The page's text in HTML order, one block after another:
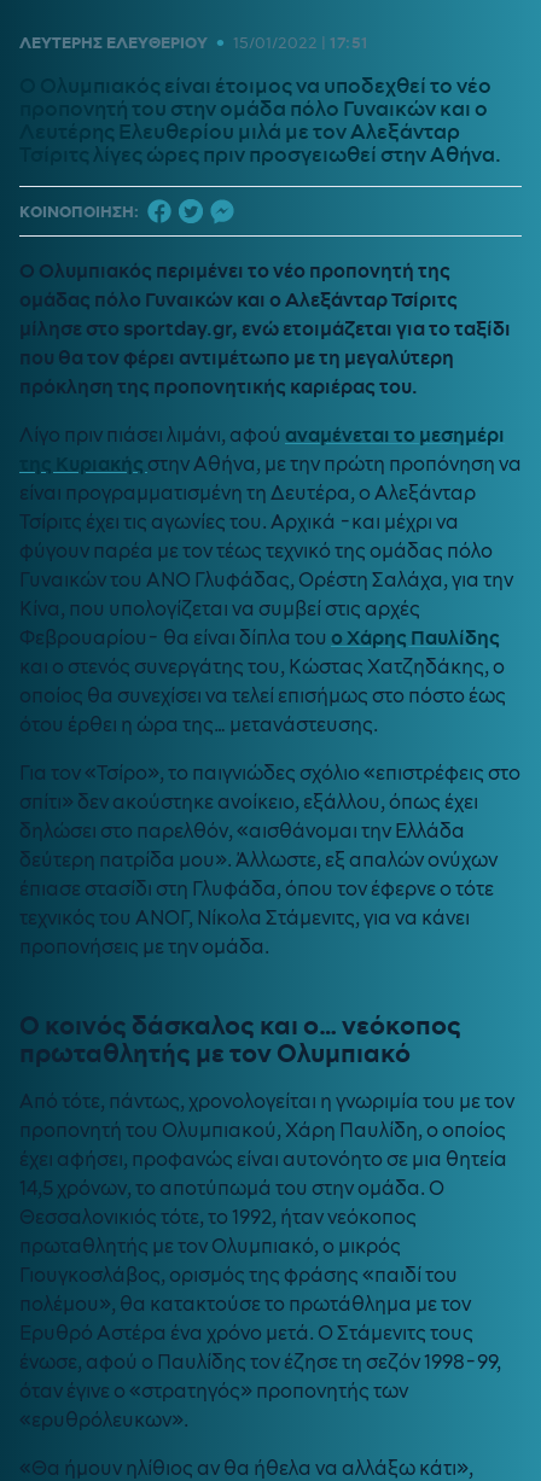
ΛΕΥΤΕΡΗΣ ΕΛΕΥΘΕΡΙΟΥ • 15/01/2022 | 17:51
Ο Ολυμπιακός είναι έτοιμος να υποδεχθεί το νέο
προπονητή του στην ομάδα πόλο Γυναικών και ο
Λευτέρης Ελευθερίου μιλά με τον Αλεξάνταρ
Τσίριτς λίγες ώρες πριν προσγειωθεί στην Αθήνα.
ΚΟΙΝΟΠΟΙΗΣΗ:
Ο Ολυμπιακός περιμένει το νέο προπονητή της
ομάδας πόλο Γυναικών και ο Αλεξάνταρ Τσίριτς
μίλησε στο sportday.gr, ενώ ετοιμάζεται για το ταξίδι
που θα τον φέρει αντιμέτωπο με τη μεγαλύτερη
πρόκληση της προπονητικής καριέρας του.
Λίγο πριν πιάσει λιμάνι, αφού αναμένεται το μεσημέρι
της Κυριακής στην Αθήνα, με την πρώτη προπόνηση να
είναι προγραμματισμένη τη Δευτέρα, ο Αλεξάνταρ
Τσίριτς έχει τις αγωνίες του. Αρχικά -και μέχρι να
φύγουν παρέα με τον τέως τεχνικό της ομάδας πόλο
Γυναικών του ΑΝΟ Γλυφάδας, Ορέστη Σαλάχα, για την
Κίνα, που υπολογίζεται να συμβεί στις αρχές
Φεβρουαρίου- θα είναι δίπλα του ο Χάρης Παυλίδης
και ο στενός συνεργάτης του, Κώστας Χατζηδάκης, ο
οποίος θα συνεχίσει να τελεί επισήμως στο πόστο έως
ότου έρθει η ώρα της… μετανάστευσης.
Για τον «Τσίρο», το παιγνιώδες σχόλιο «επιστρέφεις στο
σπίτι» δεν ακούστηκε ανοίκειο, εξάλλου, όπως έχει
δηλώσει στο παρελθόν, «αισθάνομαι την Ελλάδα
δεύτερη πατρίδα μου». Άλλωστε, εξ απαλών ονύχων
έπιασε στασίδι στη Γλυφάδα, όπου τον έφερνε ο τότε
τεχνικός του ΑΝΟΓ, Νίκολα Στάμενιτς, για να κάνει
προπονήσεις με την ομάδα.
Ο κοινός δάσκαλος και ο… νεόκοπος
πρωταθλητής με τον Ολυμπιακό
Από τότε, πάντως, χρονολογείται η γνωριμία του με τον
προπονητή του Ολυμπιακού, Χάρη Παυλίδη, ο οποίος
έχει αφήσει, προφανώς είναι αυτονόητο σε μια θητεία
14,5 χρόνων, το αποτύπωμά του στην ομάδα. Ο
Θεσσαλονικιός τότε, το 1992, ήταν νεόκοπος
πρωταθλητής με τον Ολυμπιακό, ο μικρός
Γιουγκοσλάβος, ορισμός της φράσης «παιδί του
πολέμου», θα κατακτούσε το πρωτάθλημα με τον
Ερυθρό Αστέρα ένα χρόνο μετά. Ο Στάμενιτς τους
ένωσε, αφού ο Παυλίδης τον έζησε τη σεζόν 1998-99,
όταν έγινε ο «στρατηγός» προπονητής των
«ερυθρόλευκων».
«Θα ήμουν ηλίθιος αν θα ήθελα να αλλάξω κάτι»,